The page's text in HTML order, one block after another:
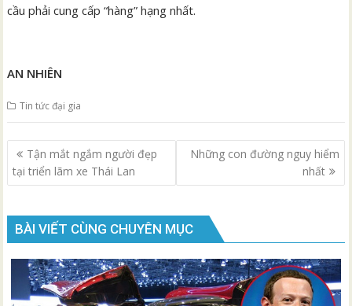
cầu phải cung cấp “hàng” hạng nhất.
AN NHIÊN
Tin tức đại gia
Điều
hướng
bài
viết
Tận mắt ngắm người đẹp
tại triển lãm xe Thái Lan
Những con đường nguy hiểm
nhất
BÀI VIẾT CÙNG CHUYÊN MỤC